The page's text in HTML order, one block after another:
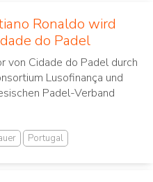
Ronaldo wird
do Padel
von Cidade do Padel durch
Lusofinança und
Padel-Verband
Portugal